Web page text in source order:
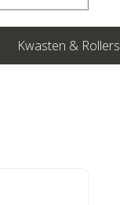
Kwasten & Rollers